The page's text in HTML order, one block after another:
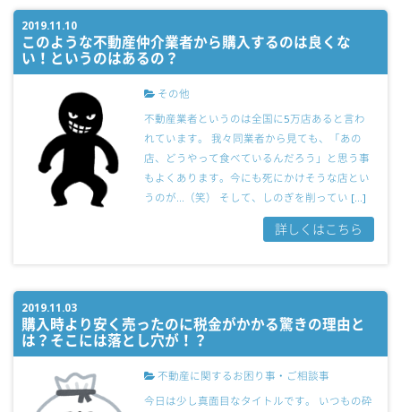
2019.11.10
このような不動産仲介業者から購入するのは良くな
い！というのはあるの？
その他
不動産業者というのは全国に5万店あると言わ
れています。 我々同業者から見ても、「あの
店、どうやって食べているんだろう」と思う事
もよくあります。今にも死にかけそうな店とい
うのが…（笑） そして、しのぎを削ってい […]
詳しくはこちら
2019.11.03
購入時より安く売ったのに税金がかかる驚きの理由と
は？そこには落とし穴が！？
不動産に関するお困り事・ご相談事
今日は少し真面目なタイトルです。 いつもの砕